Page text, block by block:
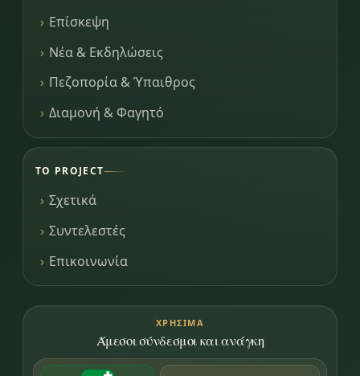
Επίσκεψη
Νέα & Εκδηλώσεις
Πεζοπορία & Ύπαιθρος
Διαμονή & Φαγητό
ΤΟ PROJECT
Σχετικά
Συντελεστές
Επικοινωνία
ΧΡΉΣΙΜΑ
Άμεσοι σύνδεσμοι και ανάγκη